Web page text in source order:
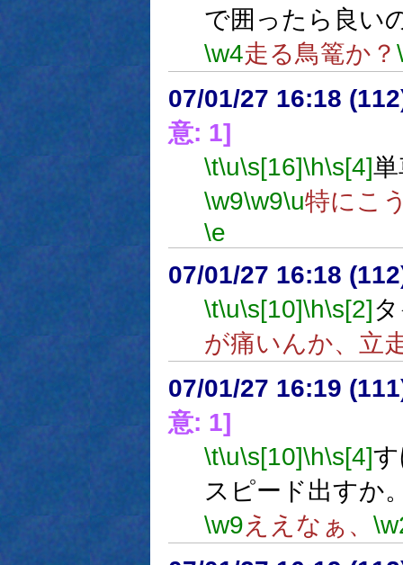
で囲ったら良い
\w4走る鳥篭か？
07/01/27 16:18
意: 1]
\t\u\s[16]\h\s[4]
\w9\w9\u特にこ
\e
07/01/27 16:18
\t\u\s[10]\h\s[2]
が痛いんか、立
07/01/27 16:19
意: 1]
\t\u\s[10]\h\s[4]
スピード出すか
\w9ええなぁ、